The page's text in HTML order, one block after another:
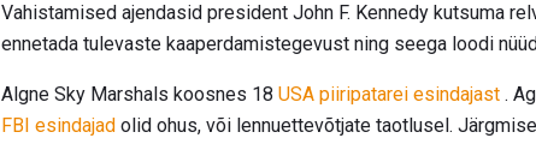
Vahistamised ajendasid president John F. Kennedy kutsuma
ennetada tulevaste kaaperdamistegevust ning seega loodi
Algne Sky Marshals koosnes 18 USA piiripatarei esindajast .
FBI esindajad olid ohus, või lennuettevõtjate taotlusel.